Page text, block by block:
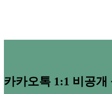
카카오톡 1:1 비공개